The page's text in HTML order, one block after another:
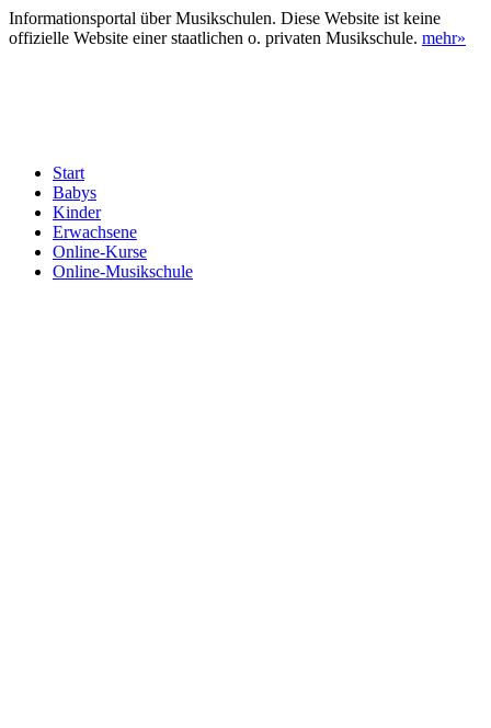
Informationsportal über Musikschulen. Diese Website ist keine
offizielle Website einer staatlichen o. privaten Musikschule. mehr»
Start
Babys
Kinder
Erwachsene
Online-Kurse
Online-Musikschule